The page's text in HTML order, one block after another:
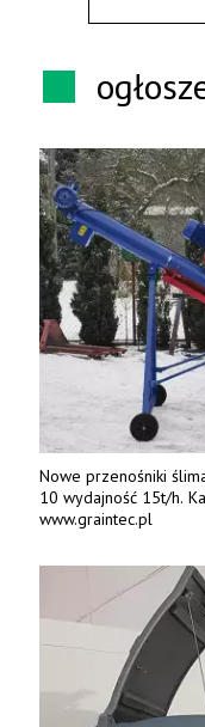
Nowe przenośniki
10 wydajność 15t/h.
www.graintec.pl